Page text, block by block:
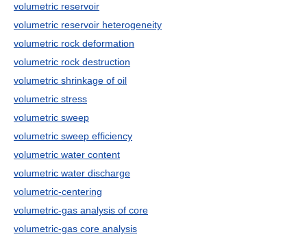
volumetric reservoir
volumetric reservoir heterogeneity
volumetric rock deformation
volumetric rock destruction
volumetric shrinkage of oil
volumetric stress
volumetric sweep
volumetric sweep efficiency
volumetric water content
volumetric water discharge
volumetric-centering
volumetric-gas analysis of core
volumetric-gas core analysis